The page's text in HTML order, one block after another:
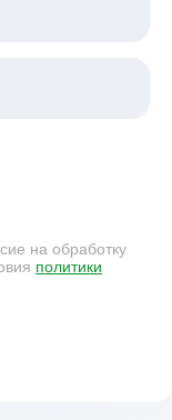
на обработку
политики